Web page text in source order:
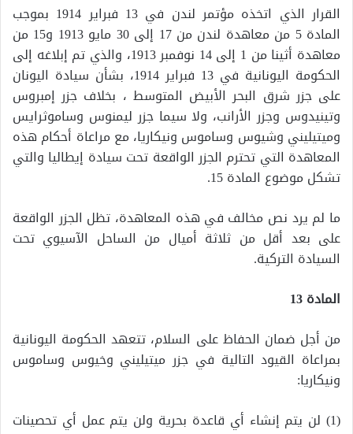
القرار الذي اتخذه مؤتمر لندن في 13 فبراير 1914 بموجب
المادة 5 من معاهدة لندن من 17 إلى 30 مايو 1913 و15 من
معاهدة أثينا من 1 إلى 14 نوفمبر 1913، والذي تم إبلاغه إلى
الحكومة اليونانية في 13 فبراير 1914، بشأن سيادة اليونان
على جزر شرق البحر الأبيض المتوسط ​​، بخلاف جزر إمبروس
وتينيدوس وجزر الأرانب، ولا سيما جزر ليمنوس وساموثرايس
وميتيليني وشيوس وساموس ونيكاريا، مع مراعاة أحكام هذه
المعاهدة التي تحترم الجزر الواقعة تحت سيادة إيطاليا والتي
تشكل موضوع المادة 15.
ما لم يرد نص مخالف في هذه المعاهدة، تظل الجزر الواقعة
على بعد أقل من ثلاثة أميال من الساحل الآسيوي تحت
السيادة التركية.
المادة 13
من أجل ضمان الحفاظ على السلام، تتعهد الحكومة اليونانية
بمراعاة القيود التالية في جزر ميتيليني وخيوس وساموس
ونيكاريا:
(1) لن يتم إنشاء أي قاعدة بحرية ولن يتم عمل أي تحصينات